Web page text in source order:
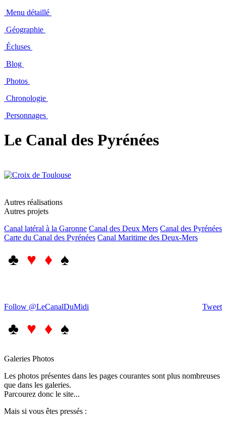
Menu détaillé
Géographie
Écluses
Blog
Photos
Chronologie
Personnages
Le Canal des Pyrénées
Autres réalisations
Autres projets
Canal latéral à la Garonne Canal des Deux Mers Canal des Pyrénées
Carte du Canal des Pyrénées Canal Maritime des Deux-Mers
♣ ♥ ♦ ♠
Tweet
Follow @LeCanalDuMidi
♣ ♥ ♦ ♠
Galeries Photos
Les photos présentes dans les pages courantes sont plus nombreuses
que dans les galeries.
Parcourez donc le site...
Mais si vous êtes pressés :